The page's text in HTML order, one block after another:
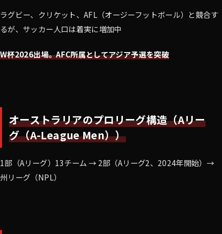
ラグビー、クリケット、AFL（オージーフットボール）と競合す
るが、サッカー人口は着実に増加中
W杯2026出場。AFC所属としてアジア予選を突破
オーストラリアのプロリーグ構造（Aリー
グ（A-League Men））
1部（Aリーグ）13チーム → 2部（Aリーグ2、2024年開始）→
州リーグ（NPL）